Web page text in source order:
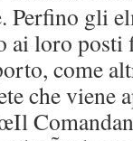
gli
ai loro posti
come
che viene